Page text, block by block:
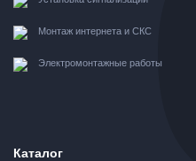
Монтаж интернета и СКС
Электромонтажные работы
Каталог